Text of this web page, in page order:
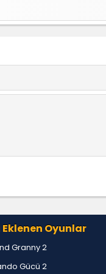
Eklenen Oyunlar
Granny 2
Gücü 2